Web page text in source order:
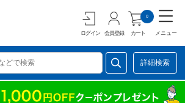
ログイン 会員登録 カート
0
メニュー
詳細検索